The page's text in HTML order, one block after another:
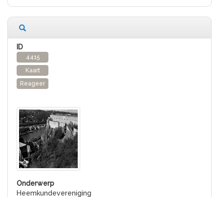
4415
Kaart
Reageer
Heemkundevereniging